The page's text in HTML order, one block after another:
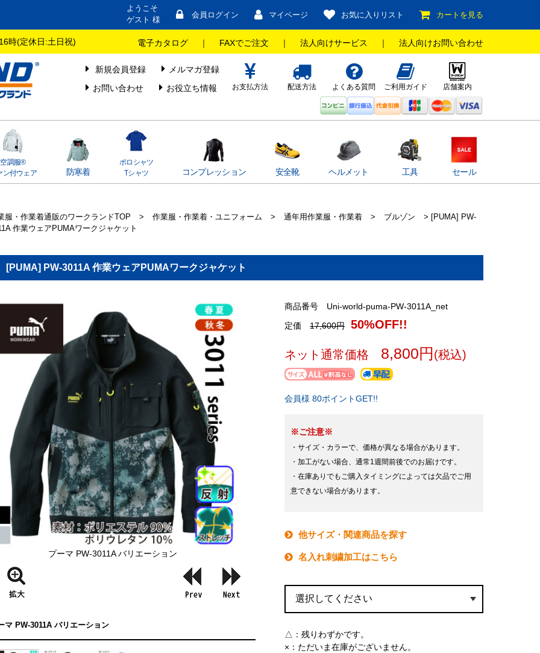
ようこそ
ゲスト 様
会員ログイン マイページ お気に入りリスト カートを見る
時(定休日:土日祝) 電子カタログ ｜ FAXでご注文 ｜ 法人向けサービス ｜ 法人向けお問い合わせ
新規会員登録
メルマガ登録
お問い合わせ
お役立ち情報 お支払方法 配送方法 よくある質問 ご利用ガイド 店舗案内
空調服®
ン付ウェア
防寒着
ポロシャツ
Tシャツ
コンプレッション 安全靴 ヘルメット 工具 セール
服・作業着通販のワークランドTOP > 作業服・作業着・ユニフォーム > 通年用作業服・作業着 > ブルゾン
> [PUMA] PW-
作業ウェアPUMAワークジャケット
[PUMA] PW-3011A 作業ウェアPUMAワークジャケット
商品番号 Uni-world-puma-PW-3011A_net
定価 17,600円 50%OFF!!
ネット通常価格 8,800円 (税込)
会員様 80ポイントGET!!
※ご注意※
・サイズ・カラーで、価格が異なる場合があります。
・加工がない場合、通常1週間前後でのお届けです。
・在庫ありでもご購入タイミングによっては欠品でご用
意できない場合があります。
他サイズ・関連商品を探す
名入れ刺繍加工はこちら
△： 残りわずかです。
×： ただいま在庫がございません。
プーマ PW-3011A バリエーション
マ PW-3011A バリエーション